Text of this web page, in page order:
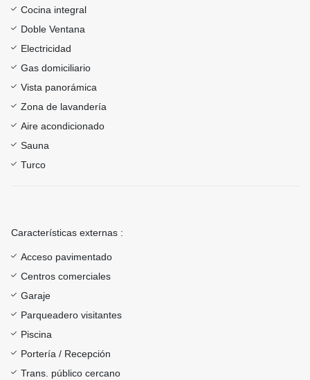
Cocina integral
Doble Ventana
Electricidad
Gas domiciliario
Vista panorámica
Zona de lavandería
Aire acondicionado
Sauna
Turco
Características externas :
Acceso pavimentado
Centros comerciales
Garaje
Parqueadero visitantes
Piscina
Portería / Recepción
Trans. público cercano